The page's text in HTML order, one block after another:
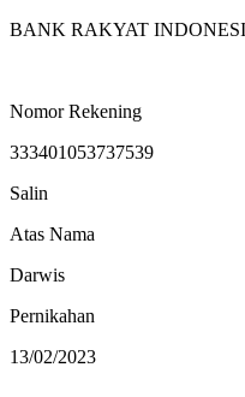
BANK RAKYAT
Nomor Rekening
333401053737539
Salin
Atas Nama
Darwis
Pernikahan
13/02/2023